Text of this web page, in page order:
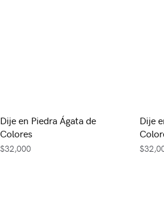
Dije en Piedra Ágata de
Colores
$32,000
Dije
$